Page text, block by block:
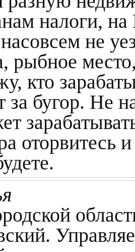
налоги, на
не
рыбное
кто
за бугор. Не
оторвитесь